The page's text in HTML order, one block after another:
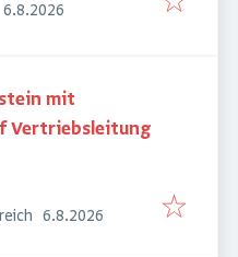
Veröffentlicht
6.8.2026
mit
Vertriebsleitung
Veröffentlicht
6.8.2026